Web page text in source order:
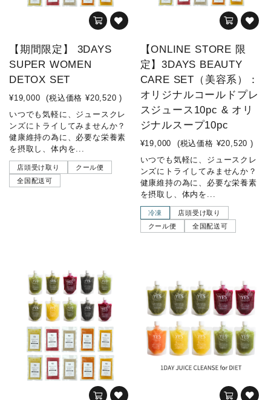
【期間限定】 3DAYS
SUPER WOMEN
DETOX SET
¥19,000 (税込価格 ¥20,520 )
いつでも気軽に、ジュースクレ
ンズにトライしてみませんか？
健康維持の為に、必要な栄養素
を摂取し、体内を...
店頭受け取り
クール便
全国配送可
【ONLINE STORE 限
定】3DAYS BEAUTY
CARE SET（美容系）：
オリジナルコールドプレ
スジュース10pc & オリ
ジナルスープ10pc
¥19,000 (税込価格 ¥20,520 )
いつでも気軽に、ジュースクレ
ンズにトライしてみませんか？
健康維持の為に、必要な栄養素
を摂取し、体内を...
冷凍
店頭受け取り
クール便
全国配送可